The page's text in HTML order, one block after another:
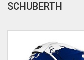
SCHUBERTH